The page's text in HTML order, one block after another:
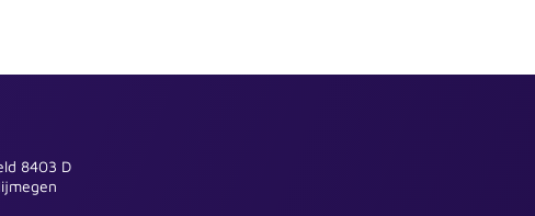
8403 D